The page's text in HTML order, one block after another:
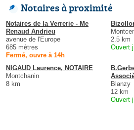
Notaires à proximité
Notaires de la Verrerie - Me
Renaud Andrieu
avenue de l'Europe
685 mètres
Fermé, ouvre à 14h
2.5 km
Ouvert
NIGAUD Laurence, NOTAIRE
Montchanin
8 km
Blanzy
12 km
Ouvert